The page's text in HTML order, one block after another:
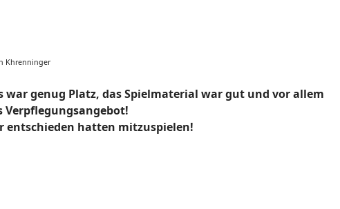
Khrenninger
genug Platz, das Spielmaterial war gut und vor allem
Verpflegungsangebot!
entschieden hatten mitzuspielen!